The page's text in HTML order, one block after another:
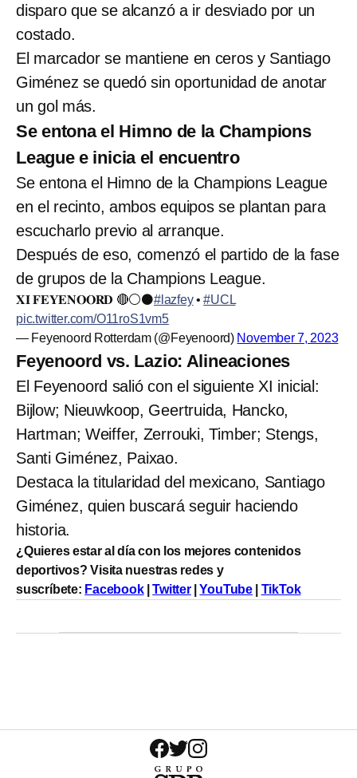
disparo que se alcanzó a ir desviado por un
costado.
El marcador se mantiene en ceros y Santiago
Giménez se quedó sin oportunidad de anotar
un gol más.
Se entona el Himno de la Champions
League e inicia el encuentro
Se entona el Himno de la Champions League
en el recinto, ambos equipos se plantan para
escucharlo previo al arranque.
Después de eso, comenzó el partido de la fase
de grupos de la Champions League.
𝐗𝐈 𝐅𝐄𝐘𝐄𝐍𝐎𝐎𝐑𝐃 🔴⚪️⚫️#lazfey•#UCL
pic.twitter.com/O11roS1vm5
— Feyenoord Rotterdam (@Feyenoord) November 7, 2023
Feyenoord vs. Lazio: Alineaciones
El Feyenoord salió con el siguiente XI inicial:
Bijlow; Nieuwkoop, Geertruida, Hancko,
Hartman; Weiffer, Zerrouki, Timber; Stengs,
Santi Giménez, Paixao.
Destaca la titularidad del mexicano, Santiago
Giménez, quien buscará seguir haciendo
historia.
¿Quieres estar al día con los mejores contenidos
deportivos? Visita nuestras redes y
suscríbete: Facebook|Twitter|YouTube TikTok